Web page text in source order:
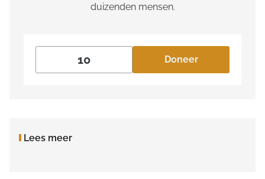
duizenden mensen.
Doneer
Lees meer